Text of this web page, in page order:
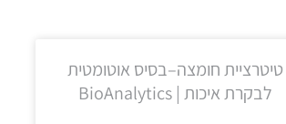
טיטרציית חומצה–בסיס אוטומטית
לבקרת איכות | BioAnalytics